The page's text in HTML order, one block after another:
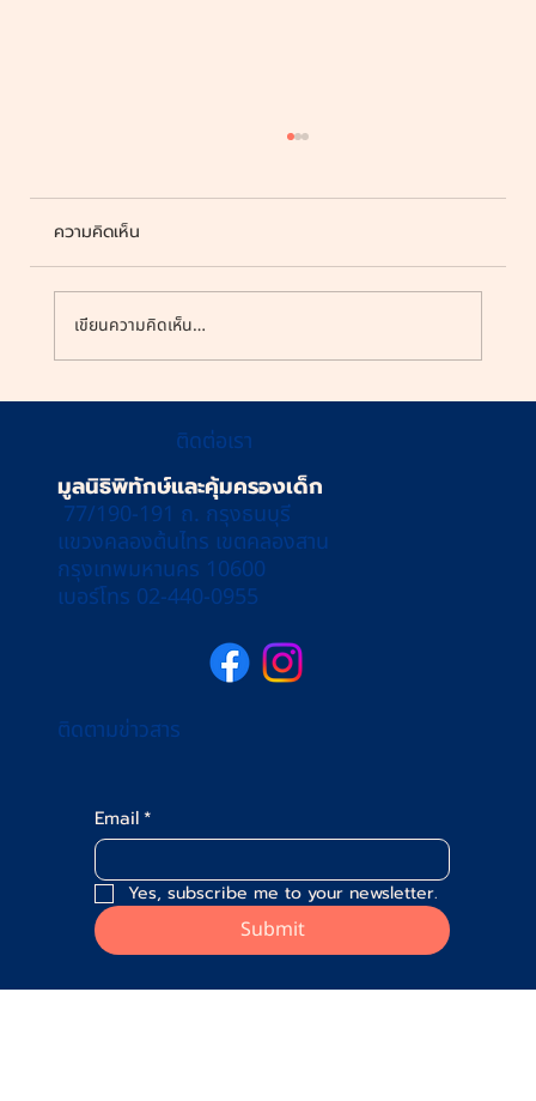
สัมพันธ์ระยะยาว กับบาดแผลในวัยเด็ก
ความคิดเห็น
เขียนความคิดเห็น…
ติดต่อเรา
มูลนิธิพิทักษ์และคุ้มครองเด็ก
77/190-191 ถ. กรุงธนบุรี
แขวงคลองต้นไทร เขตคลองสาน
กรุงเทพมหานคร 10600
เบอร์โทร 02-440-0955
ติดตามข่าวสาร
Email*
Yes, subscribe me to your newsletter.
Submit